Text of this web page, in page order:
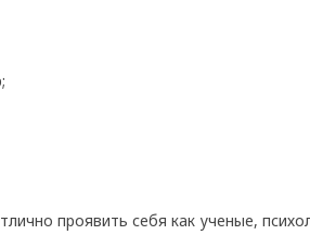
проявить себя как ученые,